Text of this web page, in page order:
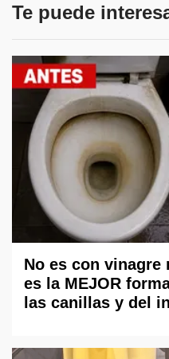
Te puede
No es con
es la MEJOR
las canillas y del